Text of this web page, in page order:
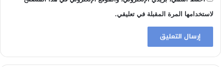
لاستخدامها المرة المقبلة في تعليقي.